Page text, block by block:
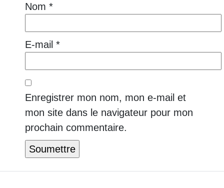
Nom *
E-mail *
Enregistrer mon nom, mon e-mail et
mon site dans le navigateur pour mon
prochain commentaire.